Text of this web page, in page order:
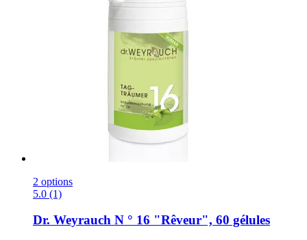
2 options
5.0 (1)
Dr. Weyrauch N ° 16 "Rêveur", 60 gélules